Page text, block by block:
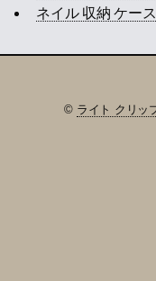
ネイル 収納 ケー
© ライト クリッ